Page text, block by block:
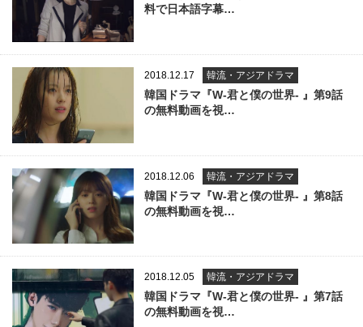
料で日本語字幕…
2018.12.17 韓流・アジアドラマ
韓国ドラマ『W-君と僕の世界- 』第9話
の無料動画を視…
2018.12.06 韓流・アジアドラマ
韓国ドラマ『W-君と僕の世界- 』第8話
の無料動画を視…
2018.12.05 韓流・アジアドラマ
韓国ドラマ『W-君と僕の世界- 』第7話
の無料動画を視…